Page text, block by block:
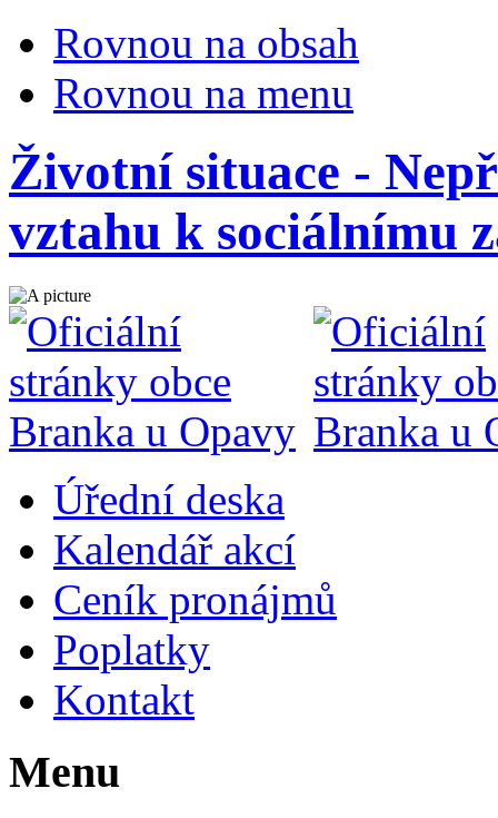
Rovnou na obsah
Rovnou na menu
Životní situace -
vztahu k sociálnímu
Úřední deska
Kalendář akcí
Ceník pronájmů
Poplatky
Kontakt
Menu